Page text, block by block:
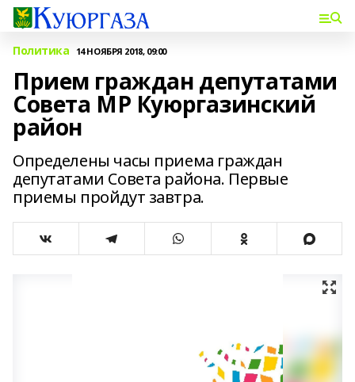
Политика 14 НОЯБРЯ 2018, 09:00
Прием граждан депутатами
Совета МР Куюргазинский
район
Определены часы приема граждан
депутатами Совета района. Первые
приемы пройдут завтра.